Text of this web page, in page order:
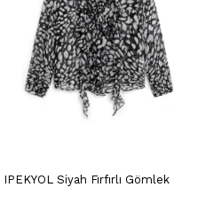
IPEKYOL Siyah Fırfırlı Gömlek